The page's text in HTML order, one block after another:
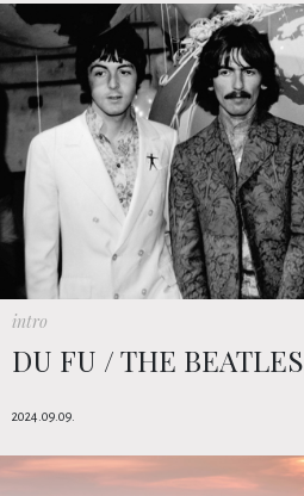
intro
DU FU / THE BEATLES
2024.09.09.